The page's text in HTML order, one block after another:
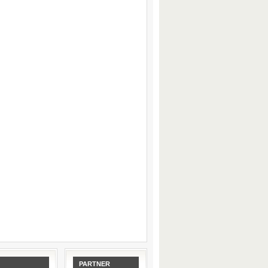
PARTNER